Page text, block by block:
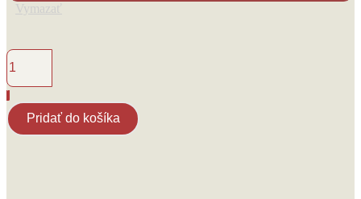
Vymazať
množstvo
Rolované
pliecko
Pridať do košíka